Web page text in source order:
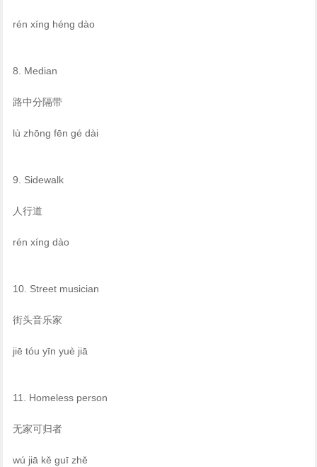
rén xíng héng dào
8. Median
路中分隔带
lù zhōng fēn gé dài
9. Sidewalk
人行道
rén xíng dào
10. Street musician
街头音乐家
jiē tóu yīn yuè jiā
11. Homeless person
无家可归者
wú jiā kě guī zhě